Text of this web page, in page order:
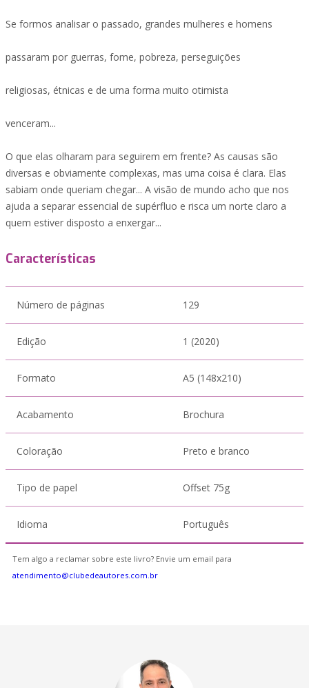
Se formos analisar o passado, grandes mulheres e homens
passaram por guerras, fome, pobreza, perseguições
religiosas, étnicas e de uma forma muito otimista
venceram...
O que elas olharam para seguirem em frente? As causas são
diversas e obviamente complexas, mas uma coisa é clara. Elas
sabiam onde queriam chegar... A visão de mundo acho que nos
ajuda a separar essencial de supérfluo e risca um norte claro a
quem estiver disposto a enxergar...
Características
Número de páginas 129
Edição 1 (2020)
Formato A5 (148x210)
Acabamento Brochura
Coloração Preto e branco
Tipo de papel Offset 75g
Idioma Português
Tem algo a reclamar sobre este livro? Envie um email para
atendimento@clubedeautores.com.br